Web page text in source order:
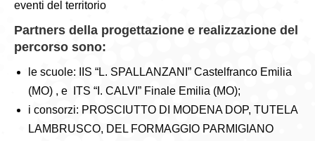
eventi del territorio
Partners della progettazione e realizzazione del
percorso sono:
le scuole: IIS “L. SPALLANZANI” Castelfranco Emilia
(MO) , e ITS “I. CALVI” Finale Emilia (MO);
i consorzi: PROSCIUTTO DI MODENA DOP, TUTELA
LAMBRUSCO, DEL FORMAGGIO PARMIGIANO